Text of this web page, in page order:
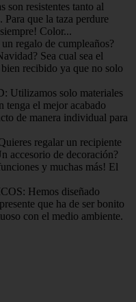
resistentes tanto al
que la taza perdure
Color...
regalo de cumpleaños?
Sea cual sea el
recibido ya que no solo
solo materiales
tenga el mejor acabado
de manera individual para
regalar un recipiente
accesorio de decoración?
y muchas más! El
Hemos diseñado
que ha de ser bonito
con el medio ambiente.